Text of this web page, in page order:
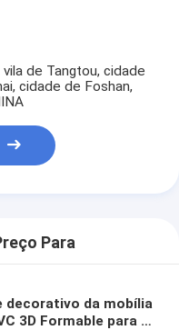
de Tangtou, cidade
cidade de Foshan,
Para
decorativo da mobília
3D Formable para a